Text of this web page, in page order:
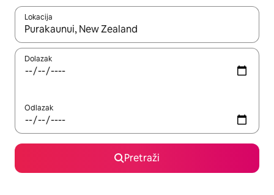
Lokacija
Kada budu dostupni rezultati, moći ćete ih pregledati
Dolazak
Odlazak
Pretraži